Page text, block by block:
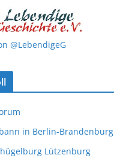
@LebendigeG
in Berlin-Brandenburg
Lützenburg